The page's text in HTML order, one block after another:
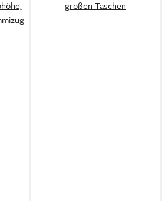
großen Taschen